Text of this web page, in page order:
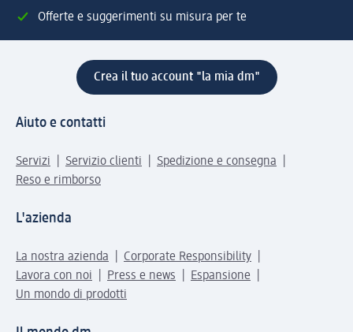
Offerte e suggerimenti su misura per te
Crea il tuo account "la mia dm"
Aiuto e contatti
Servizi Servizio clienti
Spedizione e consegna
Reso e rimborso
L'azienda
La nostra azienda
Corporate Responsibility
Lavora con noi
Press e news
Espansione
Un mondo di prodotti